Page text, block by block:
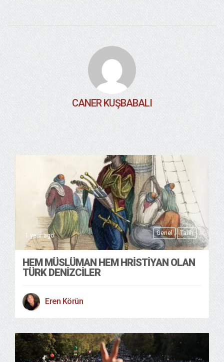
CANER KUŞBABALI
Genel Tarih
1 year ago
HEM MÜSLÜMAN HEM HRISTIYAN OLAN
TÜRK DENIZCILER
Eren Körün